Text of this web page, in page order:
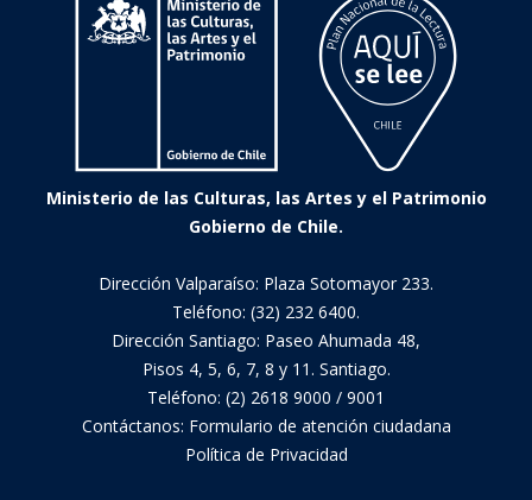
Ministerio de las Culturas, las Artes y el Patrimonio
Gobierno de Chile.
Dirección Valparaíso: Plaza Sotomayor 233.
Teléfono: (32) 232 6400.
Dirección Santiago: Paseo Ahumada 48,
Pisos 4, 5, 6, 7, 8 y 11. Santiago.
Teléfono: (2) 2618 9000 / 9001
Contáctanos: Formulario de atención ciudadana
Política de Privacidad